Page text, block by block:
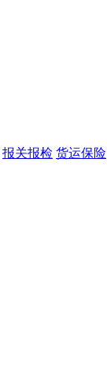
报关报检 货运保险